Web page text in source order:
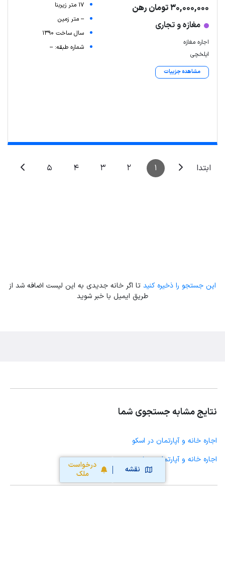
نقشه
درخواست
ملک
30,000,000 تومان رهن
مغازه و تجاری
اجاره مغازه
ایلخچی
مشاهده جزییات
17 متر زیربنا
-- متر زمین
سال ساخت 1390
شماره طبقه: --
ابتدا 1
2
3
4
5
این جستجو را ذخیره کنید تا اگر خانه جدیدی به این لیست اضافه شد از
طریق ایمیل با خبر شوید
نتایج مشابه جستجوی شما
اجاره خانه و آپارتمان در اسکو
اجاره خانه و آپارتمان در شهرجدیدسهند